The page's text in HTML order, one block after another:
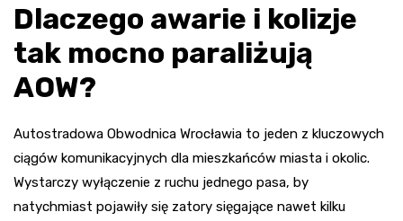
Dlaczego awarie i kolizje
tak mocno paraliżują
AOW?
Autostradowa Obwodnica Wrocławia to jeden z kluczowych
ciągów komunikacyjnych dla mieszkańców miasta i okolic.
Wystarczy wyłączenie z ruchu jednego pasa, by
natychmiast pojawiły się zatory sięgające nawet kilku